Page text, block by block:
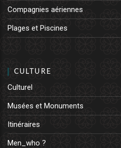
Compagnies aériennes
Plages et Piscines
CULTURE
Culturel
Musées et Monuments
Itinéraires
Men_who ?